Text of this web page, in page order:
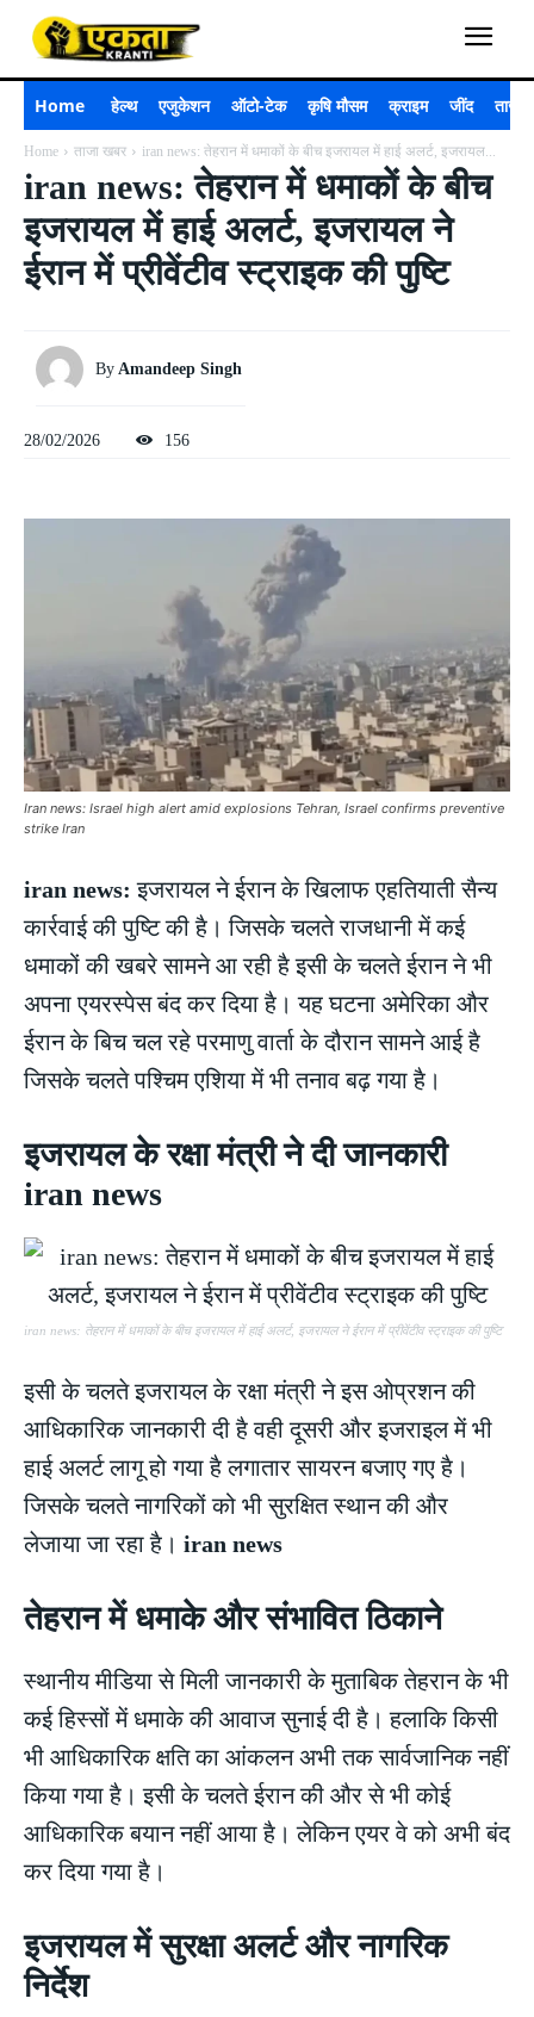
Home हेल्थ एजुकेशन ऑटो-टेक कृषि मौसम क्राइम जींद ताजा
Home ताजा खबर iran news: तेहरान में धमाकों के बीच इजरायल में हाई अलर्ट, इजरायल...
iran news: तेहरान में धमाकों के बीच
इजरायल में हाई अलर्ट, इजरायल ने
ईरान में प्रीवेंटीव स्ट्राइक की पुष्टि
By Amandeep Singh
28/02/2026 156
Iran news: Israel high alert amid explosions Tehran, Israel confirms preventive
strike Iran
iran news:इजरायल ने ईरान के खिलाफ एहतियाती सैन्य
कार्रवाई की पुष्टि की है। जिसके चलते राजधानी में कई
धमाकों की खबरे सामने आ रही है इसी के चलते ईरान ने भी
अपना एयरस्पेस बंद कर दिया है। यह घटना अमेरिका और
ईरान के बिच चल रहे परमाणु वार्ता के दौरान सामने आई है
जिसके चलते पश्चिम एशिया में भी तनाव बढ़ गया है।
इजरायल के रक्षा मंत्री ने दी जानकारी
iran news
iran news: तेहरान में धमाकों के बीच इजरायल में हाई अलर्ट, इजरायल ने ईरान में प्रीवेंटीव स्ट्राइक की पुष्टि
इसी के चलते इजरायल के रक्षा मंत्री ने इस ओप्रशन की
आधिकारिक जानकारी दी है वही दूसरी और इजराइल में भी
हाई अलर्ट लागू हो गया है लगातार सायरन बजाए गए है।
जिसके चलते नागरिकों को भी सुरक्षित स्थान की और
लेजाया जा रहा है। iran news
तेहरान में धमाके और संभावित ठिकाने
स्थानीय मीडिया से मिली जानकारी के मुताबिक तेहरान के भी
कई हिस्सों में धमाके की आवाज सुनाई दी है। हलाकि किसी
भी आधिकारिक क्षति का आंकलन अभी तक सार्वजानिक नहीं
किया गया है। इसी के चलते ईरान की और से भी कोई
आधिकारिक बयान नहीं आया है। लेकिन एयर वे को अभी बंद
कर दिया गया है।
इजरायल में सुरक्षा अलर्ट और नागरिक
निर्देश